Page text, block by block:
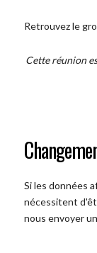
Retrouvez le
Cette réunion
Si les données
nécessitent
nous envoyer